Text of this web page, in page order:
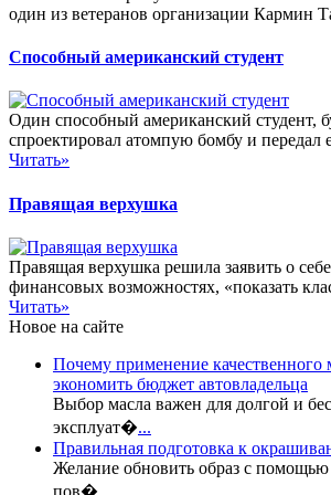
один из ветеранов организации Кармин
Способный американский студент
Один способный американский студент,
спроектировал атомпую бомбу и передал
Читать»
Правящая верхушка
Правящая верхушка решила заявить о
финансовых возможностях, «показать
Читать»
Новое на сайте
Почему применение качественного
экономить бюджет автовладельца
Выбор масла важен для долгой и
эксплуат�...
Правильная подготовка к
Желание обновить образ с
пов�